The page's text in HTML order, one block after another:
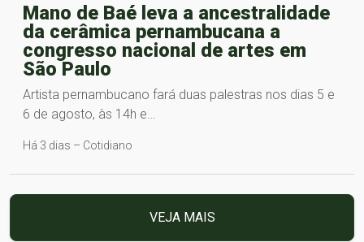
Mano de Baé leva a ancestralidade
da cerâmica pernambucana a
congresso nacional de artes em
São Paulo
Artista pernambucano fará duas palestras nos dias 5 e
6 de agosto, às 14h e…
Há 3 dias – Cotidiano
VEJA MAIS